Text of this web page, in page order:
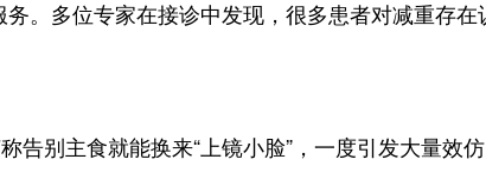
多位专家在接诊中发现，很多患者对减重存在
主食就能换来“上镜小脸”，一度引发大量效仿